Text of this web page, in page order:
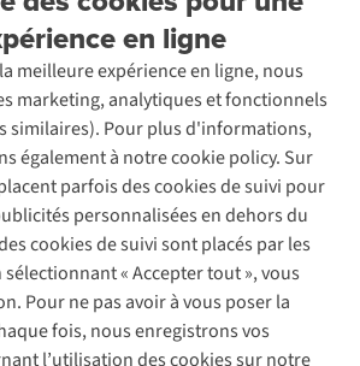
en ligne
meilleure expérience en ligne, nous
marketing, analytiques et fonctionnels
similaires). Pour plus d'informations,
également à notre cookie policy. Sur
parfois des cookies de suivi pour
personnalisées en dehors du
cookies de suivi sont placés par les
sélectionnant « Accepter tout », vous
Pour ne pas avoir à vous poser la
fois, nous enregistrons vos
l’utilisation des cookies sur notre
Suivez-nous